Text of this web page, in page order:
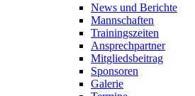
News und Berichte
Mannschaften
Trainingszeiten
Ansprechpartner
Mitgliedsbeitrag
Sponsoren
Galerie